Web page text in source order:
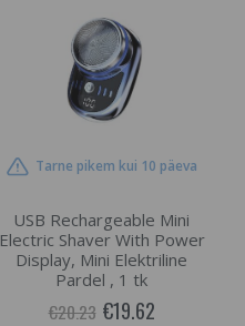
Tarne pikem kui 10 päeva
USB Rechargeable Mini
Electric Shaver With Power
Display, Mini Elektriline
Pardel , 1 tk
€20.23 €19.62